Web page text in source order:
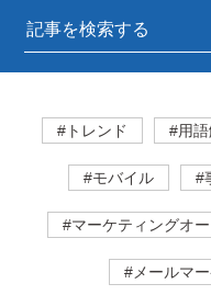
#トレンド #用語
#モバイル #
#マーケティングオ
#メールマ